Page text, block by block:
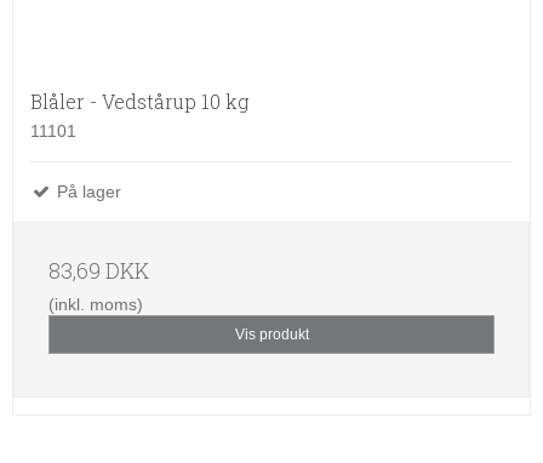
Blåler - Vedstårup 10 kg
11101
På lager
83,69 DKK
(inkl. moms)
Vis produkt